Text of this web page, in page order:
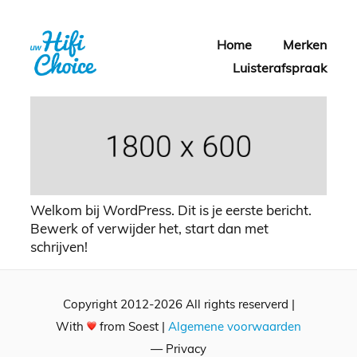
Home
Merken
Luisterafspraak
Welkom bij WordPress. Dit is je eerste bericht.
Bewerk of verwijder het, start dan met
schrijven!
Copyright 2012-2026 All rights reserverd |
With
from Soest | Algemene voorwaarden
— Privacy